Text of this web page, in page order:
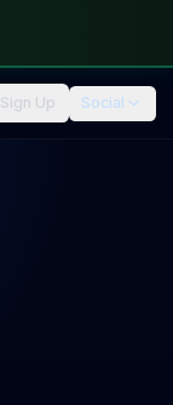
Sign Up Social